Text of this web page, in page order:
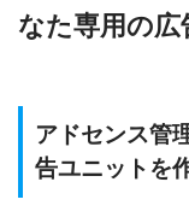
なた専用の
アドセンス管
告ユニットを